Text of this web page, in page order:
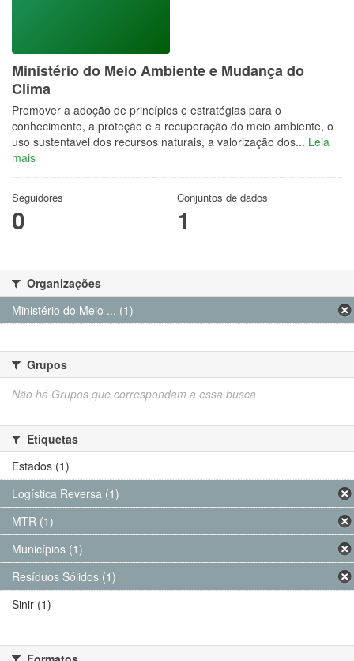
Ministério do Meio Ambiente e Mudança do
Clima
Promover a adoção de princípios e estratégias para o
conhecimento, a proteção e a recuperação do meio ambiente, o
uso sustentável dos recursos naturais, a valorização dos... Leia
mais
Seguidores
0
Conjuntos de dados
1
Organizações
Ministério do Meio ... (1)
Grupos
Não há Grupos que correspondam a essa busca
Etiquetas
Estados (1)
Logística Reversa (1)
MTR (1)
Municípios (1)
Resíduos Sólidos (1)
Sinir (1)